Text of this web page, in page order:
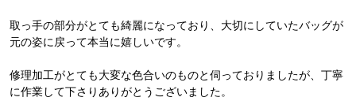
取っ手の部分がとても綺麗になっており、大切にしていたバッグが
元の姿に戻って本当に嬉しいです。
修理加工がとても大変な色合いのものと伺っておりましたが、丁寧
に作業して下さりありがとうございました。